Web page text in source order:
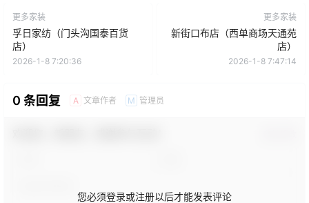
更多家装
孚日家纺（门头沟国泰百货
店）
2026-1-8 7:20:36
更多家装
新街口布店（西单商场天通苑
店）
2026-1-8 7:47:14
0 条回复 A 文章作者 M 管理员
您必须登录或注册以后才能发表评论